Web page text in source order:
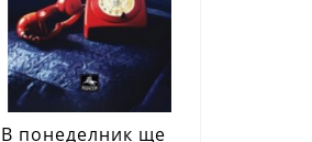
В понеделник ще